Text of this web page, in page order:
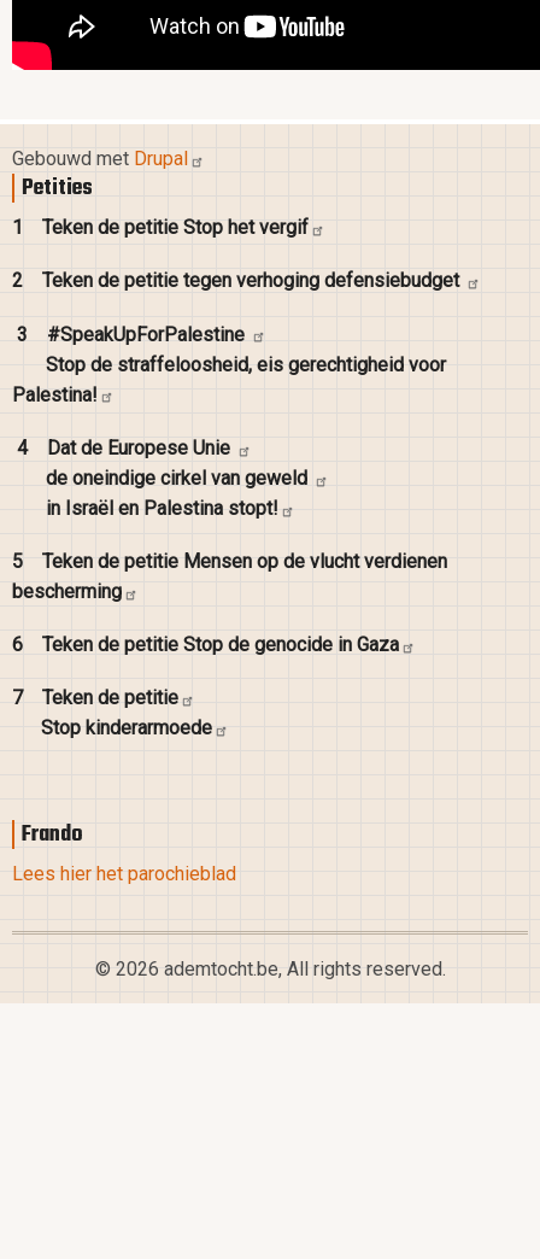
Gebouwd met Drupal
Petities
1 Teken de petitie Stop hetvergif
2 Teken de petitie tegen verhoging defensiebudget
3
#SpeakUpForPalestine
Stop de straffeloosheid, eis gerechtigheid voor
Palestina!
4 Dat de Europese Unie
de oneindige cirkel van geweld
in Israël en Palestina stopt!
5 Teken de petitie Mensen op de vlucht verdienen
bescherming
6 Teken de petitie Stop de genocide in Gaza
7 Teken de petitie
Stop kinderarmoede
Frando
Lees hier het parochieblad
© 2026 ademtocht.be, All rights reserved.